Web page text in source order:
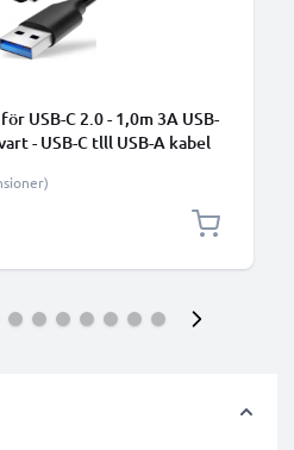
USB-C 2.0 - 1,0m 3A USB-
- USB-C tlll USB-A kabel